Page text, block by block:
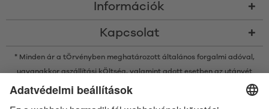
Információk
Kapcsolat
* Minden ár a tÖrvényben meghatározott általános forgalmi adóval,
ugyanakkor aszállítási kÖltség, valamint adott esetben az utánvét
kÖltsége nélkÜl értendő, amennyiben nincsen máshogy leírva